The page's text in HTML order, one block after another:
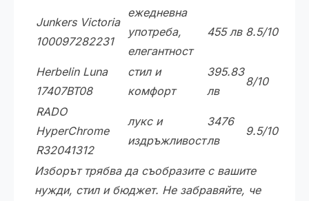
Junkers Victoria
100097282231
ежедневна
употреба,
елегантност
455 лв 8.5/10
Herbelin Luna
17407BT08
стил и
комфорт
395.83
лв
8/10
RADO
HyperChrome
R32041312
лукс и
издръжливост
3476
лв
9.5/10
Изборът трябва да съобразите с вашите
нужди, стил и бюджет. Не забравяйте, че